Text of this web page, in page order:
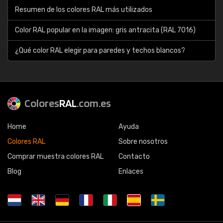
Resumen de los colores RAL más utilizados
Color RAL popular en la imagen: gris antracita (RAL 7016)
¿Qué color RAL elegir para paredes y techos blancos?
ColoresRAL.com.es
Home
Colores RAL
Comprar muestra colores RAL
Blog
Ayuda
Sobre nosotros
Contacto
Enlaces